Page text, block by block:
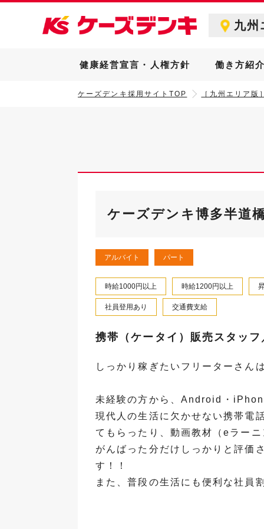
九州
健康経営宣言・人権方針 働き方紹
ケーズデンキ採用サイトTOP ［九州エリア
ケーズデンキ博多半道
アルバイト パート
時給1000円以上 時給1200円以上
社員登用あり 交通費支給
携帯（ケータイ）販売スタッ
しっかり稼ぎたいフリーターさん
未経験の方から、Android・
現代人の生活に欠かせない携帯電
てもらったり、動画教材（eラー
がんばった分だけしっかりと評価
す！！
また、普段の生活にも便利な社